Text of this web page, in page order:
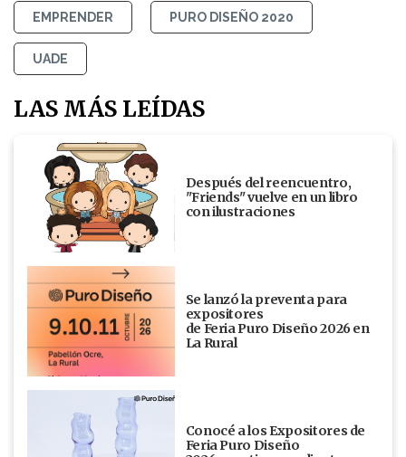
EMPRENDER PURO DISEÑO 2020
UADE
LAS MÁS LEÍDAS
Después del reencuentro,
"Friends" vuelve en un libro
con ilustraciones
Se lanzó la preventa para
expositores
de Feria Puro Diseño 2026 en
La Rural
Conocé a los Expositores de
Feria Puro Diseño